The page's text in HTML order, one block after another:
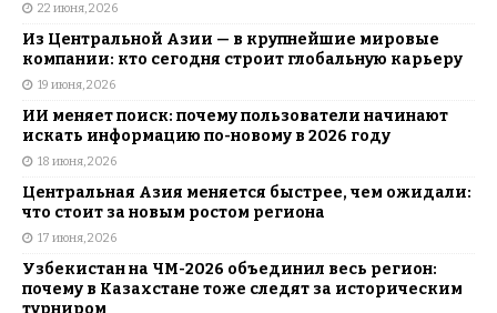
22 июня, 2026
Из Центральной Азии — в крупнейшие мировые
компании: кто сегодня строит глобальную карьеру
19 июня, 2026
ИИ меняет поиск: почему пользователи начинают
искать информацию по-новому в 2026 году
18 июня, 2026
Центральная Азия меняется быстрее, чем ожидали:
что стоит за новым ростом региона
17 июня, 2026
Узбекистан на ЧМ-2026 объединил весь регион:
почему в Казахстане тоже следят за историческим